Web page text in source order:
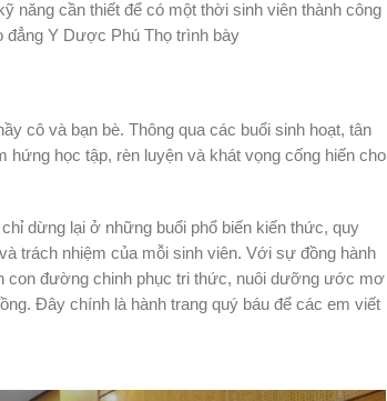
năng cần thiết để có một thời sinh viên thành công
đẳng Y Dược Phú Thọ trình bày
cô và bạn bè. Thông qua các buổi sinh hoạt, tân
học tập, rèn luyện và khát vọng cống hiến cho
dừng lại ở những buổi phổ biến kiến thức, quy
trách nhiệm của mỗi sinh viên. Với sự đồng hành
con đường chinh phục tri thức, nuôi dưỡng ước mơ
Đây chính là hành trang quý báu để các em viết